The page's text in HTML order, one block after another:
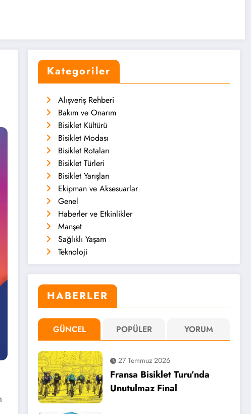
Kategoriler
Alışveriş Rehberi
Bakım ve Onarım
Bisiklet Kültürü
Bisiklet Modası
Bisiklet Rotaları
Bisiklet Türleri
Bisiklet Yarışları
Ekipman ve Aksesuarlar
Genel
Haberler ve Etkinlikler
Manşet
Sağlıklı Yaşam
Teknoloji
HABERLER
GÜNCEL POPÜLER YORUM
27 Temmuz 2026
Fransa Bisiklet Turu’nda
Unutulmaz Final